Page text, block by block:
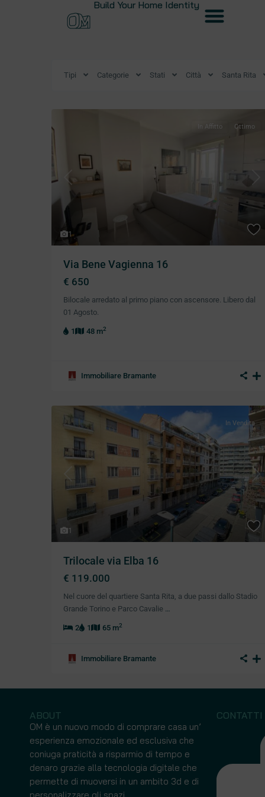
Build Your Home Identity
Tipi Categorie Stati Città Santa Rita
1
Previous
In Affitto Ottimo
Via Bene Vagienna 16
€ 650
Bilocale arredato al primo piano con ascensore. Libero dal
01 Agosto.
1 48 m2
Immobiliare Bramante
1
Previous
In Vendita
Trilocale via Elba 16
€ 119.000
Nel cuore del quartiere Santa Rita, a due passi dallo Stadio
Grande Torino e Parco Cavalie …
2 1 65 m2
Immobiliare Bramante
ABOUT
OM è un nuovo modo di comprare casa un’
esperienza emozionale ed esclusiva che
coniuga praticità a risparmio di tempo e
denaro grazie alla tecnologia digitale che
permette di muoversi in un ambito 3d e di
CONTATTI
Uffici - Coworking